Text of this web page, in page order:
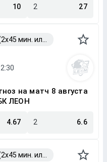
10 2 27
на матч 8 августа
ЛЕОН
4.67 2 6.6